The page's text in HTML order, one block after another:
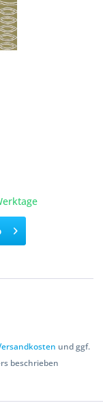
und ggf.
beschrieben